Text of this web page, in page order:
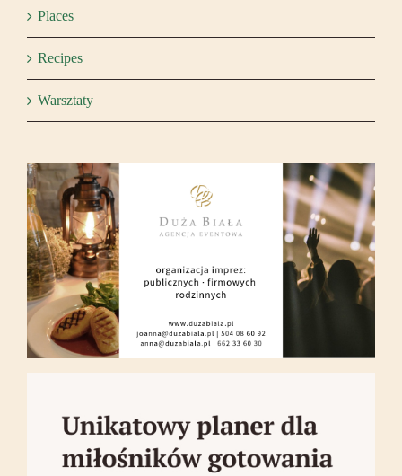
Places
Recipes
Warsztaty